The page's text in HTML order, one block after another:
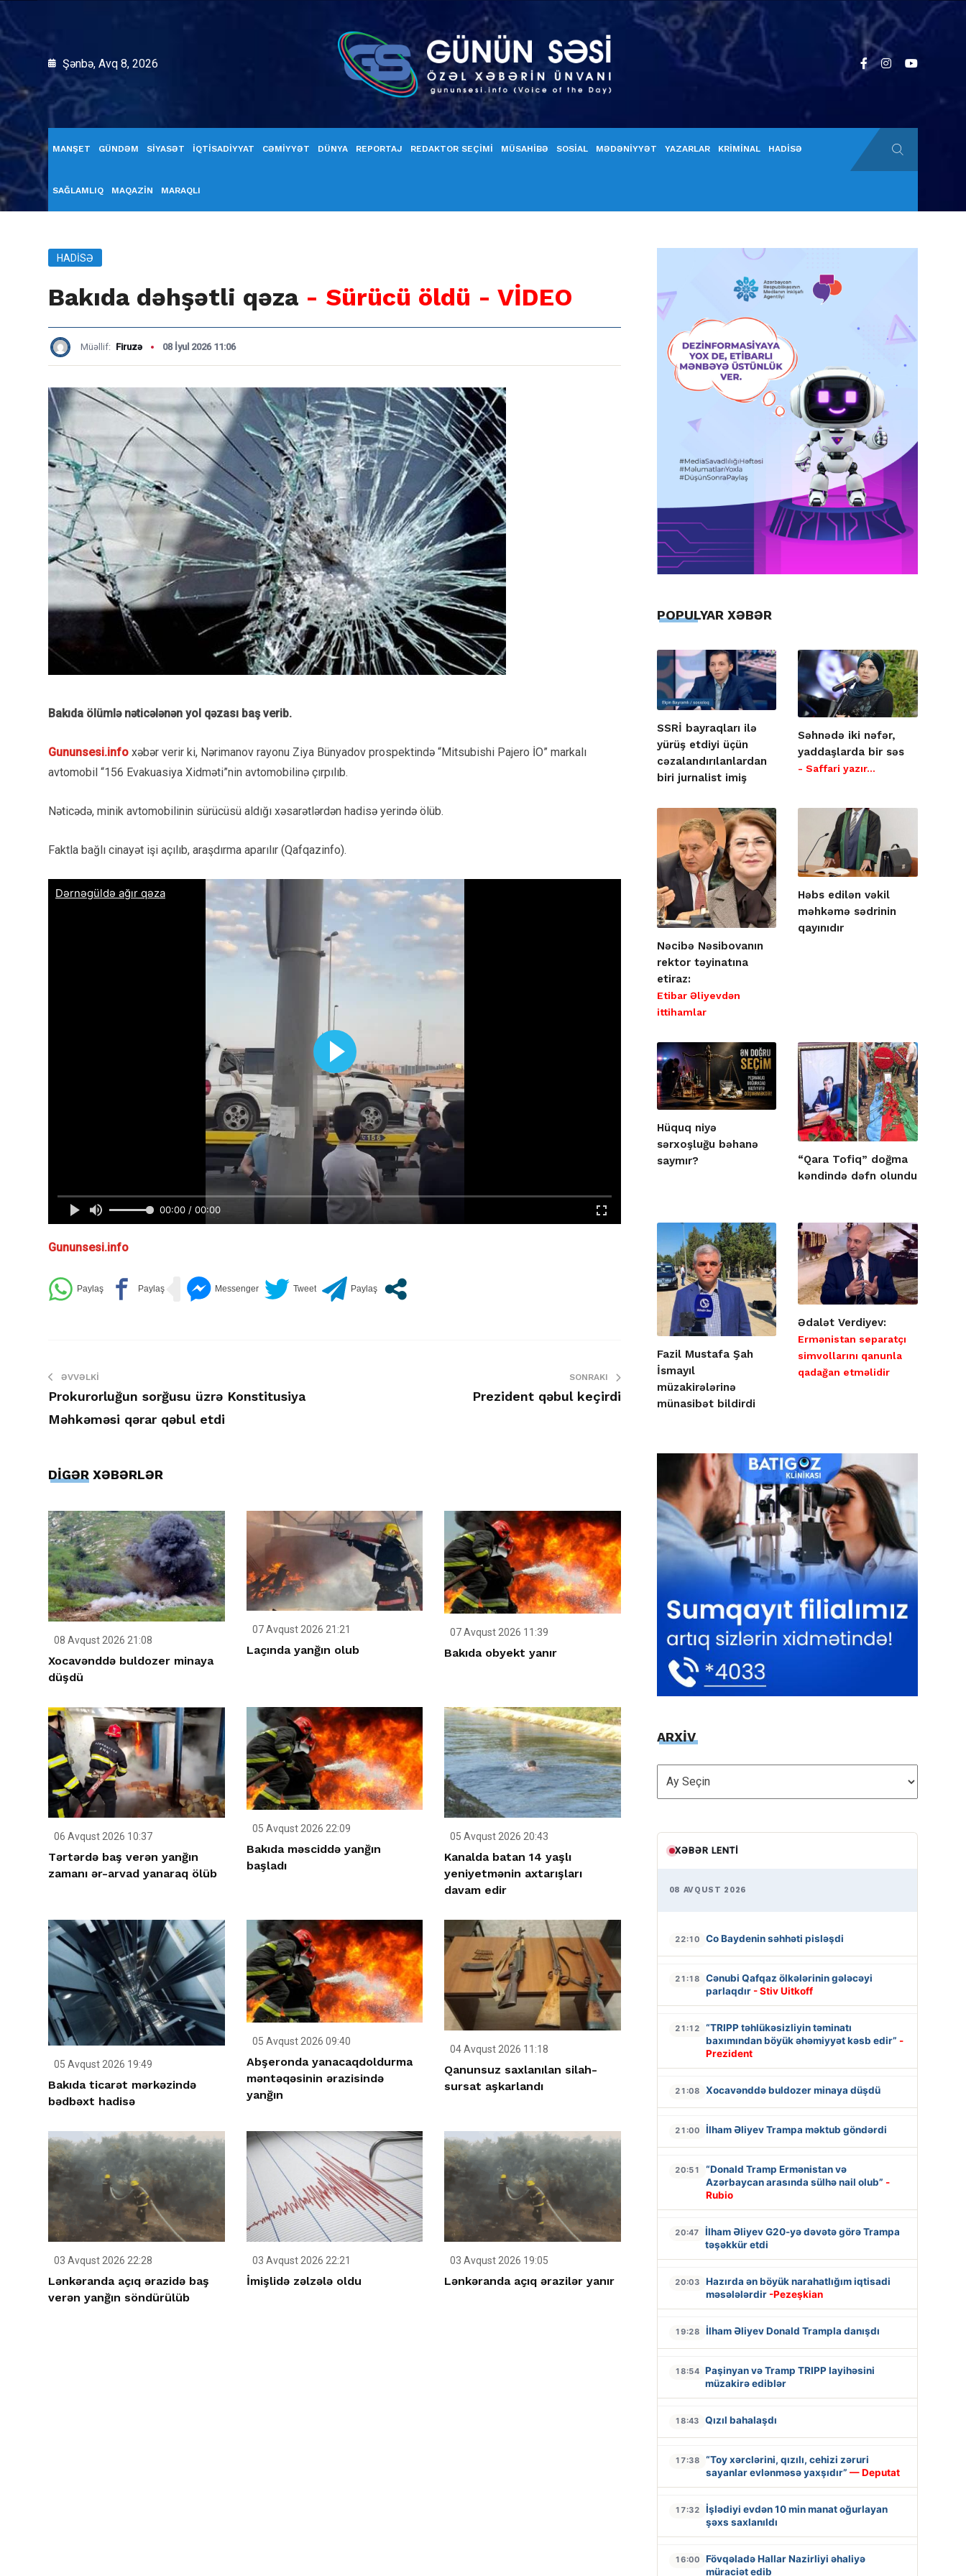
Şənbə, Avq 8, 2026
MANŞET GÜNDƏM SİYASƏT İQTİSADİYYAT CƏMİYYƏT DÜNYA REPORTAJ REDAKTOR SEÇİMİ MÜSAHİBƏ SOSİAL MƏDƏNİYYƏT YAZARLAR KRİMİNAL HADİSƏ
SAĞLAMLIQ MAQAZİN MARAQLI
HADISƏ
Bakıda dəhşətli qəza - Sürücü öldü - VİDEO
Müəllif: Firuzə 08 İyul 2026 11:06
Bakıda ölümlə nəticələnən yol qəzası baş verib.
Gununsesi.info xəbər verir ki, Nərimanov rayonu Ziya Bünyadov prospektində “Mitsubishi Pajero İO” markalı
avtomobil “156 Evakuasiya Xidməti”nin avtomobilinə çırpılıb.
Nəticədə, minik avtomobilinin sürücüsü aldığı xəsarətlərdən hadisə yerində ölüb.
Faktla bağlı cinayət işi açılıb, araşdırma aparılır (Qafqazinfo).
Gununsesi.info
ƏVVƏLKI
Prokurorluğun sorğusu üzrə Konstitusiya
Məhkəməsi qərar qəbul etdi
SONRAKI
Prezident qəbul keçirdi
DİGƏR XƏBƏRLƏR
08 Avqust 2026 21:08
Xocavənddə buldozer minaya
düşdü
07 Avqust 2026 21:21
Laçında yanğın olub
07 Avqust 2026 11:39
Bakıda obyekt yanır
06 Avqust 2026 10:37
Tərtərdə baş verən yanğın
zamanı ər-arvad yanaraq ölüb
05 Avqust 2026 22:09
Bakıda məsciddə yanğın
başladı
05 Avqust 2026 20:43
Kanalda batan 14 yaşlı
yeniyetmənin axtarışları
davam edir
05 Avqust 2026 19:49
Bakıda ticarət mərkəzində
bədbəxt hadisə
05 Avqust 2026 09:40
Abşeronda yanacaqdoldurma
məntəqəsinin ərazisində
yanğın
04 Avqust 2026 11:18
Qanunsuz saxlanılan silah-
sursat aşkarlandı
03 Avqust 2026 22:28
Lənkəranda açıq ərazidə baş
verən yanğın söndürülüb
03 Avqust 2026 22:21
İmişlidə zəlzələ oldu
03 Avqust 2026 19:05
Lənkəranda açıq ərazilər yanır
POPULYAR XƏBƏR
SSRİ bayraqları ilə
yürüş etdiyi üçün
cəzalandırılanlardan
biri jurnalist imiş
Səhnədə iki nəfər,
yaddaşlarda bir səs
- Saffari yazır…
Nəcibə Nəsibovanın
rektor təyinatına
etiraz:
Etibar Əliyevdən
ittihamlar
Həbs edilən vəkil
məhkəmə sədrinin
qayınıdır
Hüquq niyə
sərxoşluğu bəhanə
saymır?
“Qara Tofiq” doğma
kəndində dəfn olundu
Fazil Mustafa Şah
İsmayıl
müzakirələrinə
münasibət bildirdi
Ədalət Verdiyev:
Ermənistan separatçı
simvollarını qanunla
qadağan etməlidir
ARXİV
ARXİV
XƏBƏR LENTI
08 AVQUST 2026
22:10 Co Baydenin səhhəti pisləşdi
21:18
Cənubi Qafqaz ölkələrinin gələcəyi
parlaqdır - Stiv Uitkoff
21:12
“TRIPP təhlükəsizliyin təminatı
baxımından böyük əhəmiyyət kəsb edir” -
Prezident
21:08 Xocavənddə buldozer minaya düşdü
21:00 İlham Əliyev Trampa məktub göndərdi
20:51
“Donald Tramp Ermənistan və
Azərbaycan arasında sülhə nail olub” -
Rubio
20:47
İlham Əliyev G20-yə dəvətə görə Trampa
təşəkkür etdi
20:03
Hazırda ən böyük narahatlığım iqtisadi
məsələlərdir -Pezeşkian
19:28 İlham Əliyev Donald Trampla danışdı
18:54 Paşinyan və Tramp TRIPP layihəsini
müzakirə ediblər
18:43 Qızıl bahalaşdı
17:38
“Toy xərclərini, qızılı, cehizi zəruri
sayanlar evlənməsə yaxşıdır” — Deputat
17:32
İşlədiyi evdən 10 min manat oğurlayan
şəxs saxlanıldı
16:00
Fövqəladə Hallar Nazirliyi əhaliyə
müraciət edib